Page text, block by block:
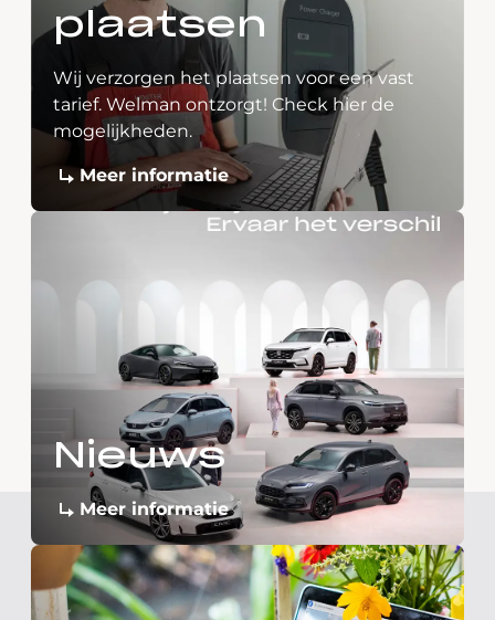
plaatsen
Wij verzorgen het plaatsen voor een vast
tarief. Welman ontzorgt! Check hier de
mogelijkheden.
Meer informatie
Nieuws
Meer informatie